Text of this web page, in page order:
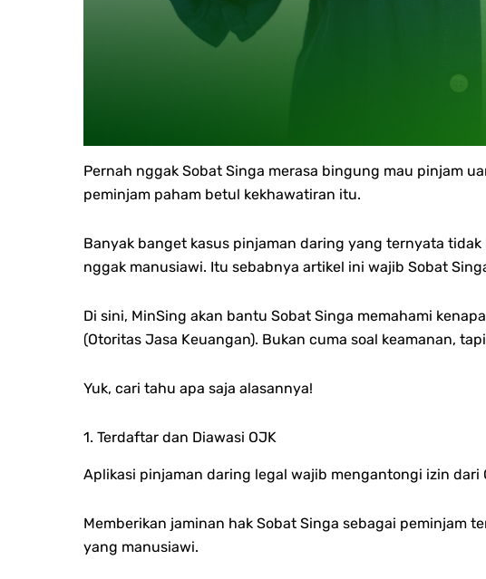
Pernah nggak Sobat Singa merasa bingung mau pinjam
peminjam paham betul kekhawatiran itu.
Banyak banget kasus pinjaman daring yang ternyata
nggak manusiawi. Itu sebabnya artikel ini wajib Sobat
Di sini, MinSing akan bantu Sobat Singa memahami
(Otoritas Jasa Keuangan). Bukan cuma soal keamanan,
Yuk, cari tahu apa saja alasannya!
1. Terdaftar dan Diawasi OJK
Aplikasi pinjaman daring legal wajib mengantongi izin dari
Memberikan jaminan hak Sobat Singa sebagai
yang manusiawi.